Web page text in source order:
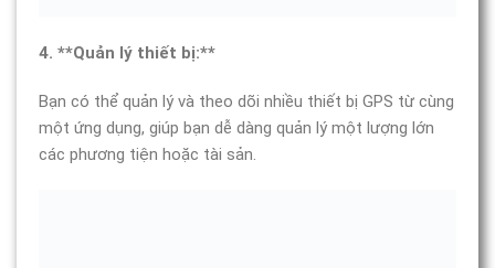
4. **Quản lý thiết bị:**
Bạn có thể quản lý và theo dõi nhiều thiết bị GPS từ cùng
một ứng dụng, giúp bạn dễ dàng quản lý một lượng lớn
các phương tiện hoặc tài sản.